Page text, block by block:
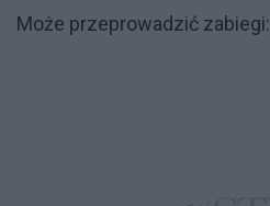
Może przeprowadzić zabiegi: